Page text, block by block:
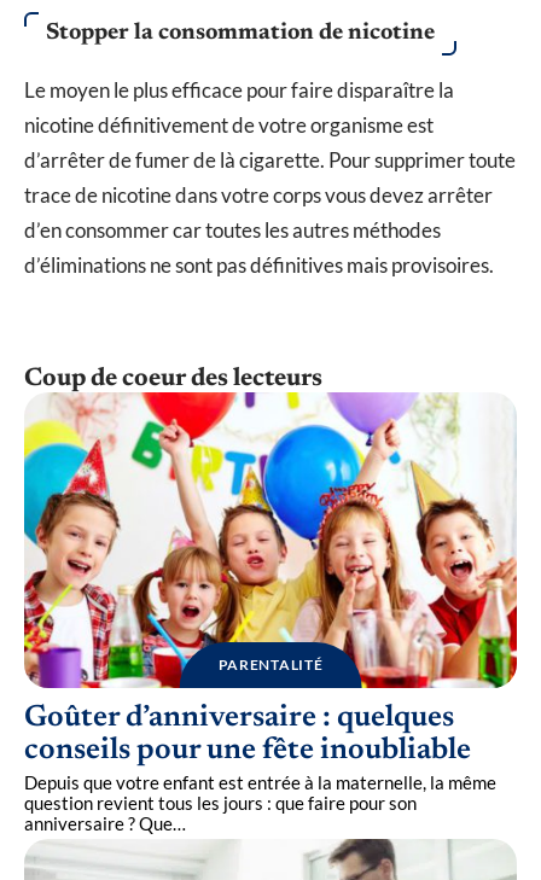
Stopper la consommation de nicotine
Le moyen le plus efficace pour faire disparaître la
nicotine définitivement de votre organisme est
d’arrêter de fumer de là cigarette. Pour supprimer toute
trace de nicotine dans votre corps vous devez arrêter
d’en consommer car toutes les autres méthodes
d’éliminations ne sont pas définitives mais provisoires.
Coup de coeur des lecteurs
PARENTALITÉ
Goûter d’anniversaire : quelques
conseils pour une fête inoubliable
Depuis que votre enfant est entrée à la maternelle, la même
question revient tous les jours : que faire pour son
anniversaire ? Que…